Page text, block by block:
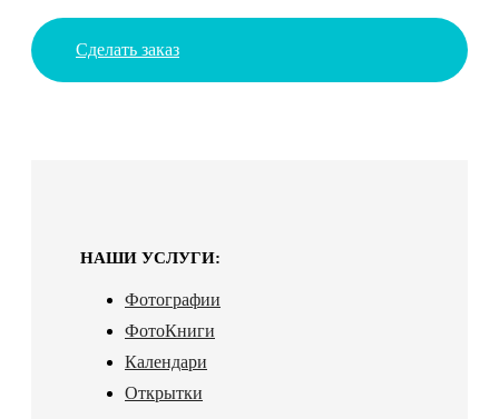
Сделать заказ
НАШИ УСЛУГИ:
Фотографии
ФотоКниги
Календари
Открытки